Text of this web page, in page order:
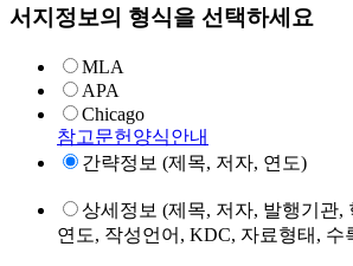
서지정보의 형식을 선택하세요
MLA
APA
Chicago
참고문헌양식안내
간략정보 (제목, 저자, 연도)
상세정보 (제목, 저자, 발행기관,
연도, 작성언어, KDC, 자료형태, 수